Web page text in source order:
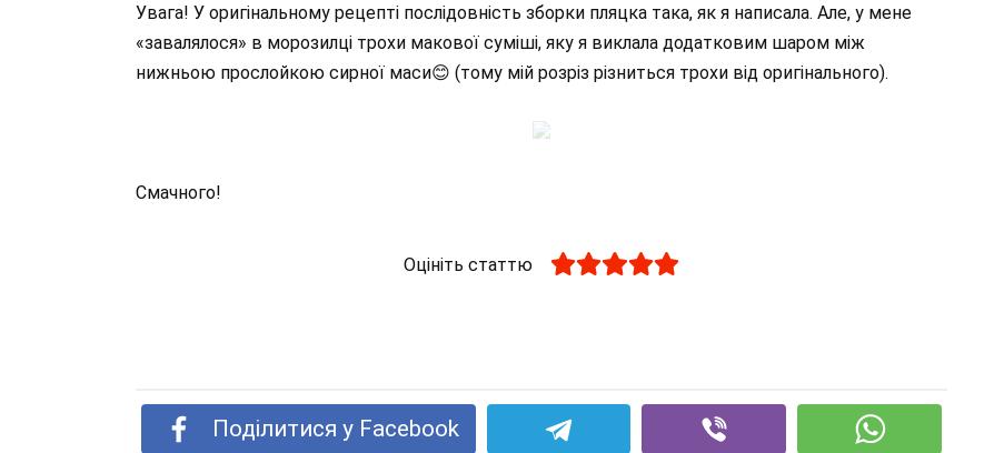
Увага! У оригінальному рецепті послідовність зборки пляцка така, як я написала. Але, у мене
«завалялося» в морозилці трохи макової суміші, яку я виклала додатковим шаром між
нижньою прослойкою сирної маси😊 (тому мій розріз різниться трохи від оригінального).
Смачного!
Оцініть статтю
Поділитися у Facebook